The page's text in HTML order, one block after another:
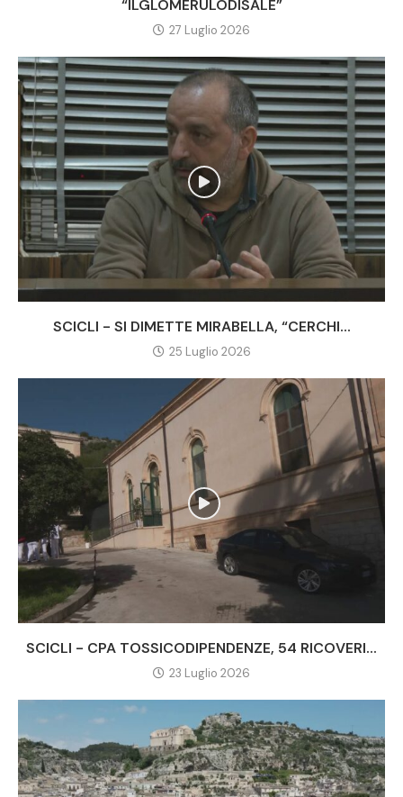
“ILGLOMERULODISALE”
27 Luglio 2026
SCICLI - SI DIMETTE MIRABELLA, “CERCHI...
25 Luglio 2026
SCICLI - CPA TOSSICODIPENDENZE, 54 RICOVERI...
23 Luglio 2026